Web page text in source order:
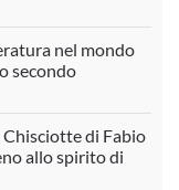
nel mondo
secondo
di Fabio
allo spirito di